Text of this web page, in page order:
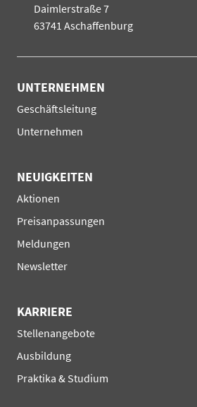
Daimlerstraße 7
63741 Aschaffenburg
UNTERNEHMEN
Navigation
Geschäftsleitung
Unternehmen
NEUIGKEITEN
Navigation
Aktionen
Preisanpassungen
Meldungen
Newsletter
KARRIERE
Navigation
überspringen
Stellenangebote
Ausbildung
Praktika & Studium